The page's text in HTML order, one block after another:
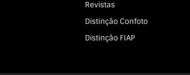
Revistas
Distinção Confoto
Distinção FIAP